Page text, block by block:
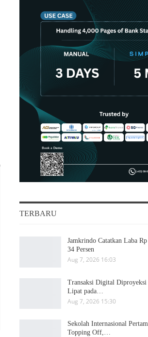
TERBARU
Jamkrindo Catatkan Laba
34 Persen
Aug 7, 2026 16:03
Transaksi Digital
Lipat pada…
Aug 7, 2026 15:30
Sekolah Internasional
Topping Off,…